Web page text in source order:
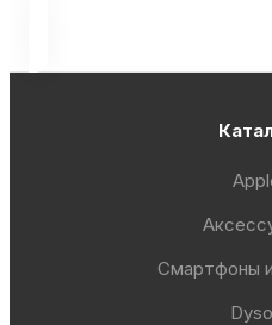
Смартфоны